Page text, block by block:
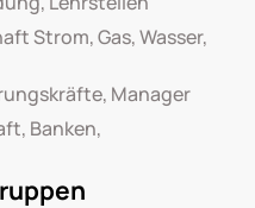
Strom, Gas, Wasser,
Manager
Banken,